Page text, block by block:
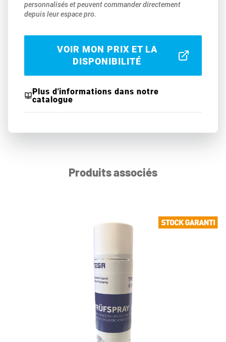
personnalisés et peuvent commander directement
depuis leur espace pro.
VOIR MON PRIX ET LA
DISPONIBILITÉ
Plus d'informations dans notre
catalogue
Produits associés